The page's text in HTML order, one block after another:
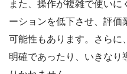
また、操作が複雑で使い
ーションを低下させ、評価
可能性もあります。さらに
明確であったり、いきなり